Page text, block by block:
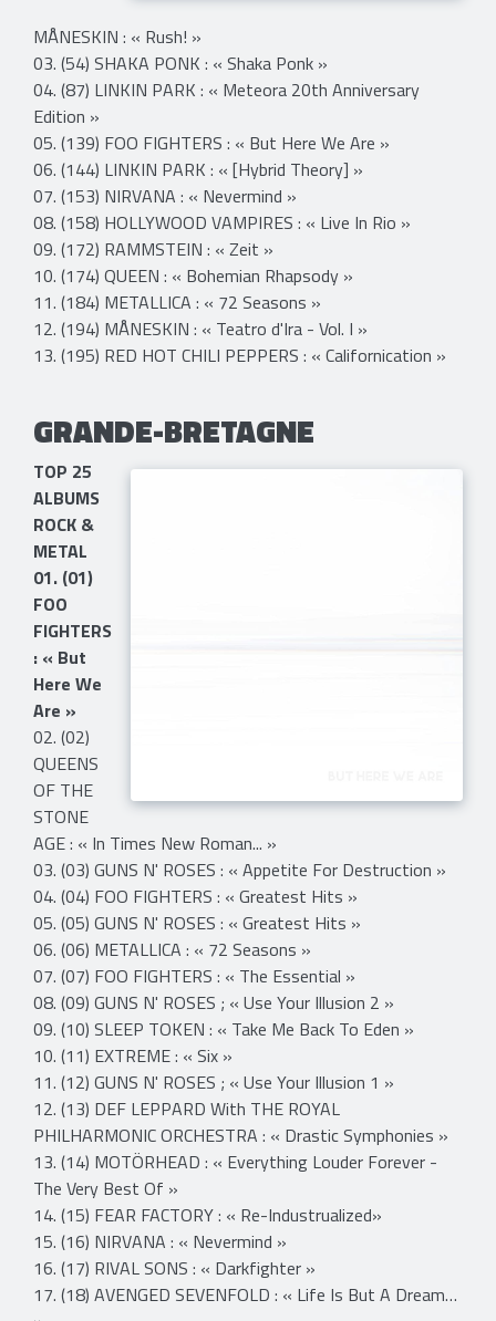
MÅNESKIN : « Rush! »
03. (54) SHAKA PONK : « Shaka Ponk »
04. (87) LINKIN PARK : « Meteora 20th Anniversary
Edition »
05. (139) FOO FIGHTERS : « But Here We Are »
06. (144) LINKIN PARK : « [Hybrid Theory] »
07. (153) NIRVANA : « Nevermind »
08. (158) HOLLYWOOD VAMPIRES : « Live In Rio »
09. (172) RAMMSTEIN : « Zeit »
10. (174) QUEEN : « Bohemian Rhapsody »
11. (184) METALLICA : « 72 Seasons »
12. (194) MÅNESKIN : « Teatro d'Ira - Vol. I »
13. (195) RED HOT CHILI PEPPERS : « Californication »
GRANDE-BRETAGNE
​TOP 25
ALBUMS
ROCK &
METAL
01. (01)
FOO
FIGHTERS
: « But
Here We
Are »
02. (02)
QUEENS
OF THE
STONE
AGE : « In Times New Roman... »
03. (03) GUNS N' ROSES : « Appetite For Destruction »
04. (04) FOO FIGHTERS : « Greatest Hits »
05. (05) GUNS N' ROSES : « Greatest Hits »
06. (06) METALLICA : « 72 Seasons »
07. (07) FOO FIGHTERS : « The Essential »
08. (09) GUNS N' ROSES ; « Use Your Illusion 2 »
09. (10) SLEEP TOKEN : « Take Me Back To Eden »
10. (11) EXTREME : « Six »
11. (12) GUNS N' ROSES ; « Use Your Illusion 1 »
12. (13) DEF LEPPARD With THE ROYAL
PHILHARMONIC ORCHESTRA : « Drastic Symphonies »
13. (14) MOTÖRHEAD : « Everything Louder Forever -
The Very Best Of »
14. (15) FEAR FACTORY : « Re-Industrualized»
15. (16) NIRVANA : « Nevermind »
16. (17) RIVAL SONS : « Darkfighter »
17. (18) AVENGED SEVENFOLD : « Life Is But A Dream…